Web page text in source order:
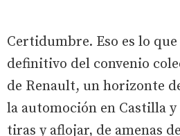
Certidumbre. Eso es lo
definitivo del convenio
de Renault, un horizonte
la automoción en Castilla y
tiras y aflojar, de amenas